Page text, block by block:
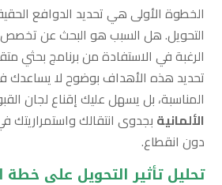
الخطوة الأولى هي تحديد الدوافع
التحويل. هل السبب هو البحث عن تخصص
الرغبة في الاستفادة من برنامج بحثي
تحديد هذه الأهداف بوضوح لا يساعدك
المناسبة، بل يسهل عليك إقناع لجان
الألمانية بجدوى انتقالك واستمراريتك
دون انقطاع.
تحليل تأثير التحويل على خطة